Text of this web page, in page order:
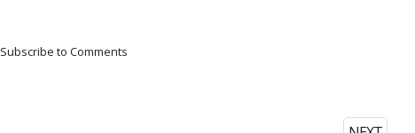
Subscribe to Comments